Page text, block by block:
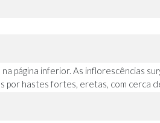
página inferior. As inflorescências
por hastes fortes, eretas, com cerca